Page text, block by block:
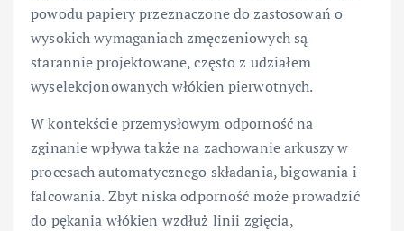
powodu papiery przeznaczone do zastosowań o
wysokich wymaganiach zmęczeniowych są
starannie projektowane, często z udziałem
wyselekcjonowanych włókien pierwotnych.
W kontekście przemysłowym odporność na
zginanie wpływa także na zachowanie arkuszy w
procesach automatycznego składania, bigowania i
falcowania. Zbyt niska odporność może prowadzić
do pękania włókien wzdłuż linii zgięcia,